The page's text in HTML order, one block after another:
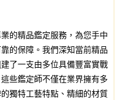
的精品鑑定服務，為您手中
的保障。我們深知當前精品
了一支由多位具備豐富實戰
些鑑定師不僅在業界擁有多
獨特工藝特點、精細的材質